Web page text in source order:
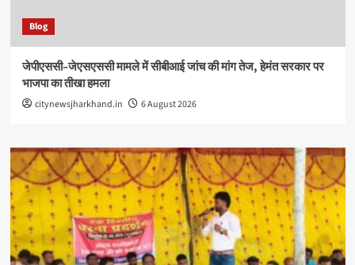
Blog
जेपीएससी–जेएसएससी मामले में सीबीआई जांच की मांग तेज, हेमंत सरकार पर
भाजपा का तीखा हमला
citynewsjharkhand.in 6 August 2026